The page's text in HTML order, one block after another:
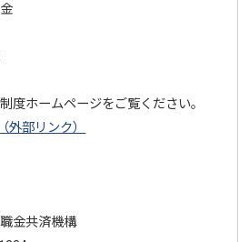
度ホームページをご覧ください。
（外部リンク）
金共済機構